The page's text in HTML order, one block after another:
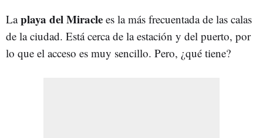
Laplaya del Miracle es la más frecuentada de las calas
de la ciudad. Está cerca de la estación y del puerto, por
lo que el acceso es muy sencillo. Pero, ¿qué tiene?